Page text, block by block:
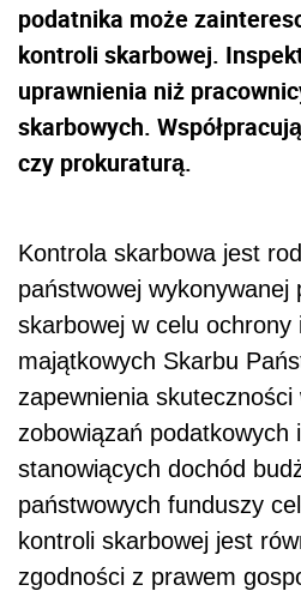
podatnika może
kontroli skarbowej.
uprawnienia niż
skarbowych.
czy prokuraturą.
Kontrola skarbowa jest
państwowej
skarbowej w celu ochrony
majątkowych Skarbu
zapewnienia skuteczności
zobowiązań podatkowych
stanowiących dochód
państwowych funduszy
kontroli skarbowej jest
zgodności z prawem